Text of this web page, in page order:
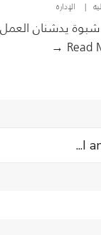
| الإدارة
يدشنان العمل
Read